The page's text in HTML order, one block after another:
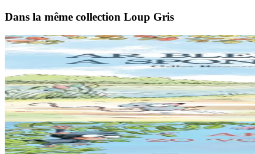
Dans la même collection Loup Gris
5 ans et plus
Sav-heol
Loup gris la terreur
Pfiou ! Quelle chaleur ! Bleiz Droch se rafraîchit en barbotant
En stock13,50 €
5 ans et plus
Sav-heol